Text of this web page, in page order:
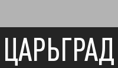
ЦАРЬГРАД